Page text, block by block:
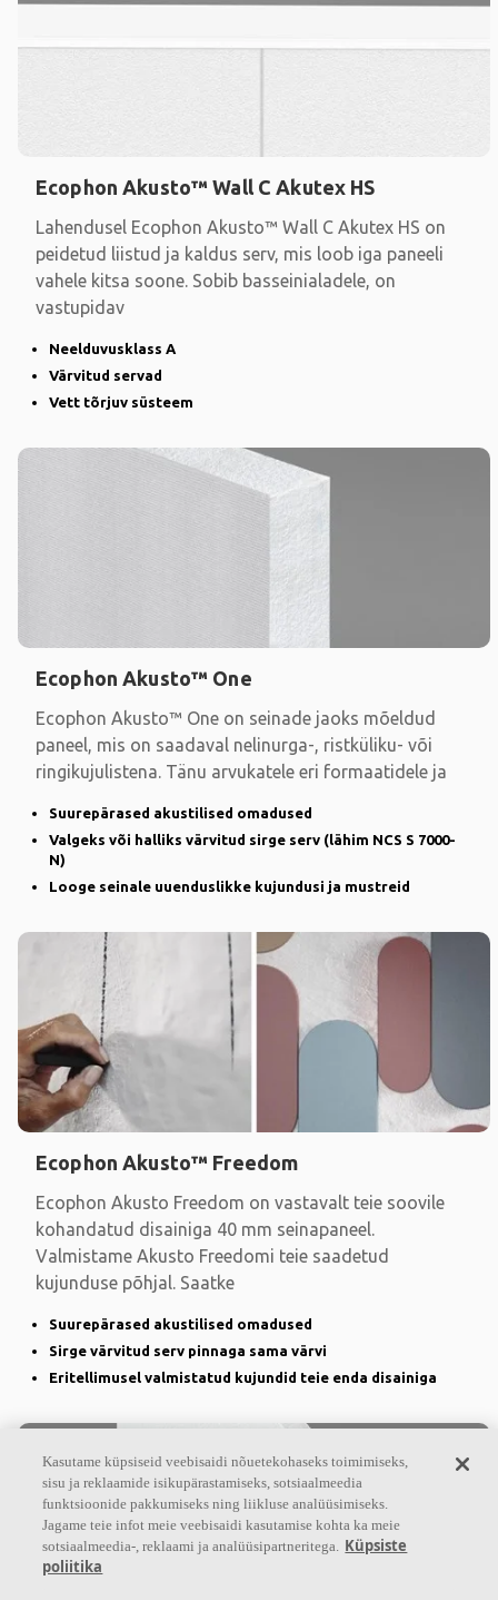
Ecophon Akusto™ Wall C Akutex HS
Lahendusel Ecophon Akusto™ Wall C Akutex HS on
peidetud liistud ja kaldus serv, mis loob iga paneeli
vahele kitsa soone. Sobib basseinialadele, on
vastupidav
Neelduvusklass A
Värvitud servad
Vett tõrjuv süsteem
Ecophon Akusto™ One
Ecophon Akusto™ One on seinade jaoks mõeldud
paneel, mis on saadaval nelinurga-, ristküliku- või
ringikujulistena. Tänu arvukatele eri formaatidele ja
Suurepärased akustilised omadused
Valgeks või halliks värvitud sirge serv (lähim NCS S 7000-
N)
Looge seinale uuenduslikke kujundusi ja mustreid
Ecophon Akusto™ Freedom
Ecophon Akusto Freedom on vastavalt teie soovile
kohandatud disainiga 40 mm seinapaneel.
Valmistame Akusto Freedomi teie saadetud
kujunduse põhjal. Saatke
Suurepärased akustilised omadused
Sirge värvitud serv pinnaga sama värvi
Eritellimusel valmistatud kujundid teie enda disainiga
Kasutame küpsiseid veebisaidi nõuetekohaseks toimimiseks,
sisu ja reklaamide isikupärastamiseks, sotsiaalmeedia
funktsioonide pakkumiseks ning liikluse analüüsimiseks.
Jagame teie infot meie veebisaidi kasutamise kohta ka meie
sotsiaalmeedia-, reklaami ja analüüsipartneritega. Küpsiste
poliitika